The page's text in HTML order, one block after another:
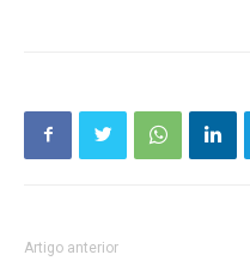
Artigo anterior